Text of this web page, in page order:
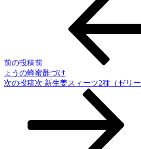
前の投稿前
ょうの蜂蜜酢づけ
次の投稿次 新生姜スィーツ2種（ゼリー